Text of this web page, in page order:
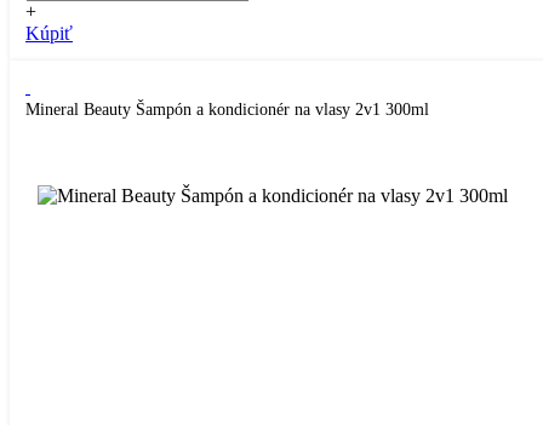
+
Kúpiť
Mineral Beauty Šampón a kondicionér na vlasy 2v1 300ml